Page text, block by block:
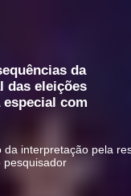
da
das eleições
com
interpretação pela
pesquisador